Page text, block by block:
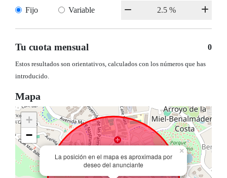
Fijo Variable
Tu cuota mensual 0
Estos resultados son orientativos, calculados con los números que has
introducido.
Mapa
La posición en el mapa es aproximada por
deseo del anunciante
×
+
−